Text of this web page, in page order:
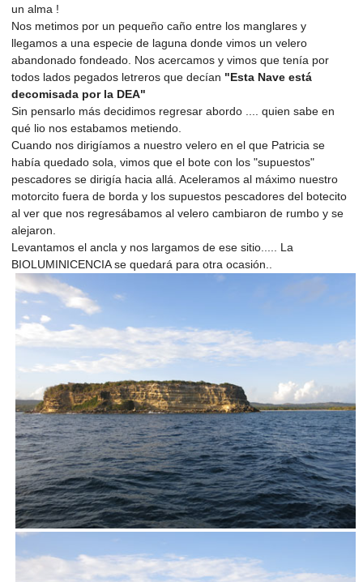
un alma !
Nos metimos por un pequeño caño entre los manglares y
llegamos a una especie de laguna donde vimos un velero
abandonado fondeado. Nos acercamos y vimos que tenía por
todos lados pegados letreros que decían "Esta Nave está
decomisada por la DEA"
Sin pensarlo más decidimos regresar abordo .... quien sabe en
qué lio nos estabamos metiendo.
Cuando nos dirigíamos a nuestro velero en el que Patricia se
había quedado sola, vimos que el bote con los "supuestos"
pescadores se dirigía hacia allá. Aceleramos al máximo nuestro
motorcito fuera de borda y los supuestos pescadores del botecito
al ver que nos regresábamos al velero cambiaron de rumbo y se
alejaron.
Levantamos el ancla y nos largamos de ese sitio..... La
BIOLUMINICENCIA se quedará para otra ocasión..